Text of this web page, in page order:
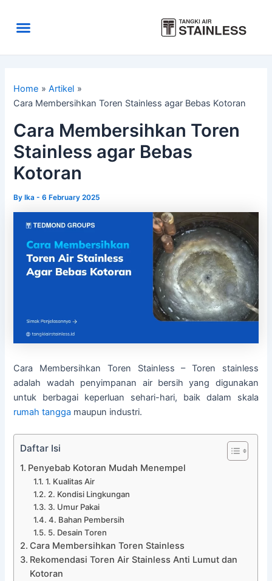
contentMenu
Home
Artikel
Cara Membersihkan Toren Stainless agar Bebas Kotoran
Cara Membersihkan Toren
Stainless agar Bebas
Kotoran
ByIka-6 February 2025
Cara Membersihkan Toren Stainless – Toren stainless
adalah wadah penyimpanan air bersih yang digunakan
untuk berbagai keperluan sehari-hari, baik dalam skala
rumah tangga maupun industri.
Daftar Isi
Penyebab Kotoran Mudah Menempel
1. Kualitas Air
2. Kondisi Lingkungan
3. Umur Pakai
4. Bahan Pembersih
5. Desain Toren
Cara Membersihkan Toren Stainless
Rekomendasi Toren Air Stainless Anti Lumut dan
Kotoran